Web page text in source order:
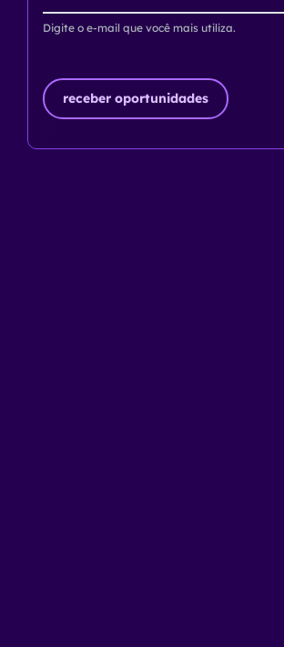
Digite o e-mail que você mais utiliza.
receber oportunidades